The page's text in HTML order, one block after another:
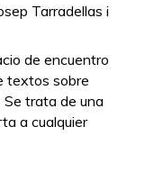
Tarradellas i
de encuentro
textos sobre
trata de una
a cualquier